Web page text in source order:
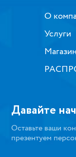
О
Услуги
Давайте
Оставьте ваши
презентуем